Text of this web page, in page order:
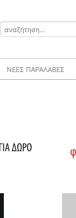
ΝΕΕΣ ΠΑΡΑΛΑΒΕΣ